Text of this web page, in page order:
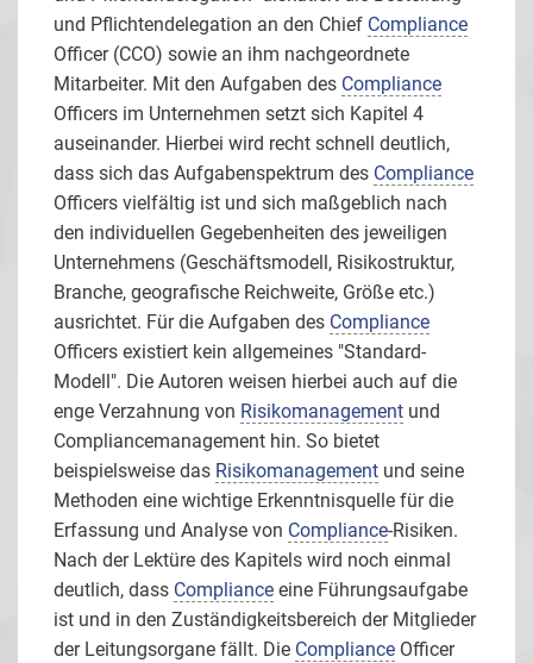
und Pflichtendelegation an den Chief Compliance
Officer (CCO) sowie an ihm nachgeordnete
Mitarbeiter. Mit den Aufgaben des Compliance
Officers im Unternehmen setzt sich Kapitel 4
auseinander. Hierbei wird recht schnell deutlich,
dass sich das Aufgabenspektrum des Compliance
Officers vielfältig ist und sich maßgeblich nach
den individuellen Gegebenheiten des jeweiligen
Unternehmens (Geschäftsmodell, Risikostruktur,
Branche, geografische Reichweite, Größe etc.)
ausrichtet. Für die Aufgaben des Compliance
Officers existiert kein allgemeines "Standard-
Modell". Die Autoren weisen hierbei auch auf die
enge Verzahnung von Risikomanagement und
Compliancemanagement hin. So bietet
beispielsweise das Risikomanagement und seine
Methoden eine wichtige Erkenntnisquelle für die
Erfassung und Analyse von Compliance-Risiken.
Nach der Lektüre des Kapitels wird noch einmal
deutlich, dass Compliance eine Führungsaufgabe
ist und in den Zuständigkeitsbereich der Mitglieder
der Leitungsorgane fällt. Die Compliance Officer